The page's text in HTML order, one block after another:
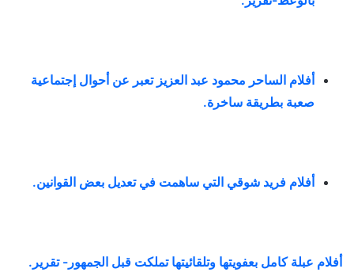
أفلام الساحر محمود عبد العزيز تعبر عن أحوال إجتماعية
صعبة بطريقة ساخرة.
أفلام فريد شوقي التي ساهمت في تعديل بعض القوانين.
أفلام عبلة كامل بعفويتها وتلقائيتها تملكت قبل الجمهور- تقرير.